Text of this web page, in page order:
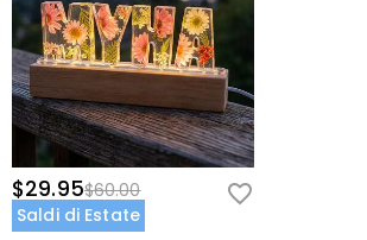
$29.95$60.00
Saldi di Estate